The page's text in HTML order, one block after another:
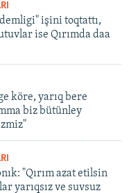
işini toqtattı,
ise Qırımda daa
köre, yarıq bere
biz bütünley
"Qırım azat etilsin
yarıqsız ve suvsuz